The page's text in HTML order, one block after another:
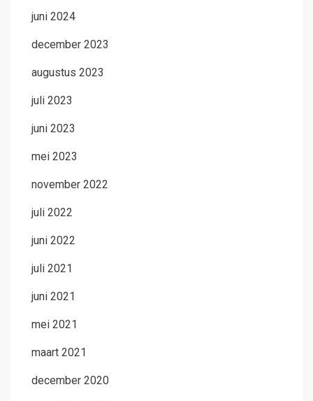
juni 2024
december 2023
augustus 2023
juli 2023
juni 2023
mei 2023
november 2022
juli 2022
juni 2022
juli 2021
juni 2021
mei 2021
maart 2021
december 2020